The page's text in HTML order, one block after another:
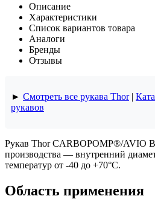
Описание
Характеристики
Список вариантов товара
Аналоги
Бренды
Отзывы
► Смотреть все рукава Thor|
рукавов
Рукав Thor CARBOPOMP®/AVIO
производства — внутренний
температур от -40 до +70°C.
Область применения